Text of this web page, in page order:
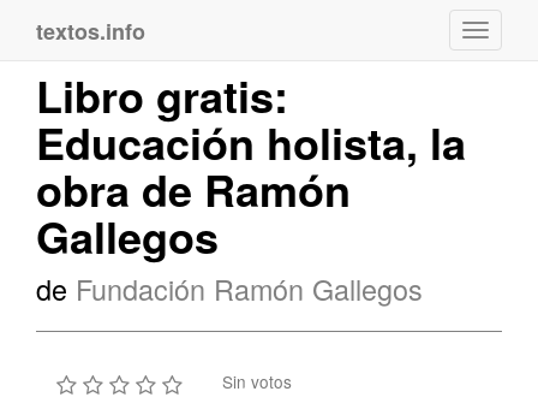
textos.info
Libro gratis:
Educación holista, la
obra de Ramón
Gallegos
de Fundación Ramón Gallegos
Sin votos